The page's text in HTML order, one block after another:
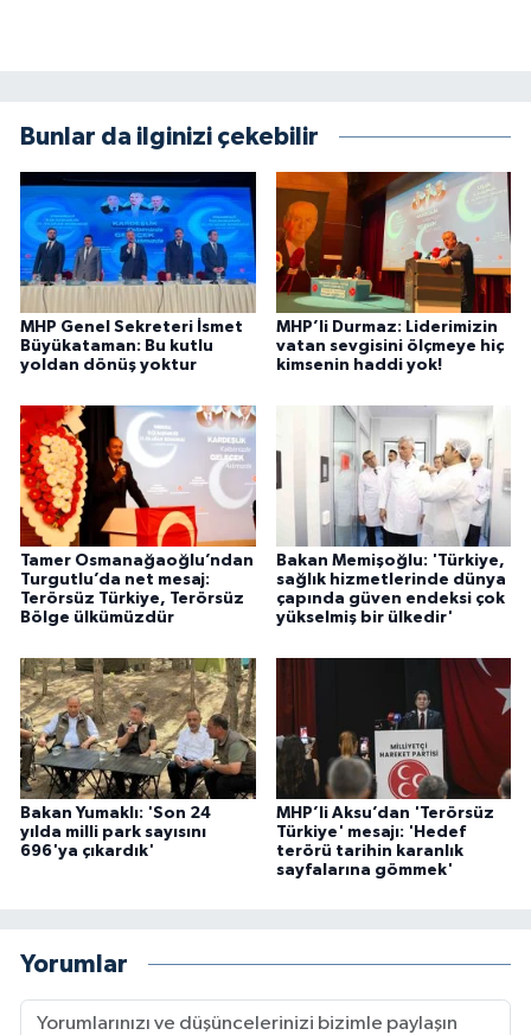
Bunlar da ilginizi çekebilir
MHP Genel Sekreteri İsmet
Büyükataman: Bu kutlu
yoldan dönüş yoktur
MHP’li Durmaz: Liderimizin
vatan sevgisini ölçmeye hiç
kimsenin haddi yok!
Tamer Osmanağaoğlu’ndan
Turgutlu’da net mesaj:
Terörsüz Türkiye, Terörsüz
Bölge ülkümüzdür
Bakan Memişoğlu: 'Türkiye,
sağlık hizmetlerinde dünya
çapında güven endeksi çok
yükselmiş bir ülkedir'
Bakan Yumaklı: 'Son 24
yılda milli park sayısını
696'ya çıkardık'
MHP’li Aksu’dan 'Terörsüz
Türkiye' mesajı: 'Hedef
terörü tarihin karanlık
sayfalarına gömmek'
Yorumlar